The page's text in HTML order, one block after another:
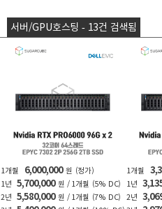
서버/GPU호스팅 - 13건 검색됨
1개월 6,000,000 원
(정가)
1년
5,700,000 원 / 1개월
(5% DC)
2년
5,580,000 원 / 1개월
(7% DC)
1개월
1년
2년